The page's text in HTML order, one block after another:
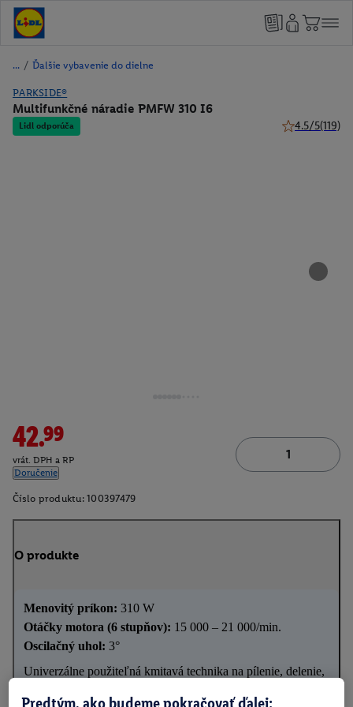
/ Ďalšie vybavenie do dielne
PARKSIDE®
Multifunkčné náradie PMFW 310 I6
Lidl odporúča 4.5/5(119)
42.99
vrát. DPH a RP
Doručenie
Číslo produktu: 100397479
O produkte
Menovitý príkon: 310 W
Otáčky motora (6 stupňov): 15 000 – 21 000/min.
Oscilačný uhol: 3°
Univerzálne použiteľná kmitavá technika na pílenie, delenie,
Predtým, ako budeme pokračovať ďalej: